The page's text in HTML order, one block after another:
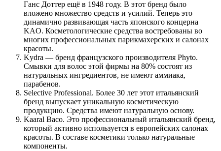
Ганс Доттер ещё в 1948 году. В этот бренд было
вложено множество средств и усилий. Теперь это
динамично развивающая часть японского концерна
KAO. Косметологические средства востребованы во
многих профессиональных парикмахерских и салонах
красоты.
Kydra — бренд французского производителя Phyto.
Смывки для волос этой фирмы на 80% состоят из
натуральных ингредиентов, не имеют аммиака,
парабенов.
Selective Professional. Более 30 лет этот итальянский
бренд выпускает уникальную косметическую
продукцию. Средства имеют натуральную основу.
Kaaral Baco. Это профессиональный итальянский бренд,
который активно используется в европейских салонах
красоты. В составе косметики только натуральные
компоненты.